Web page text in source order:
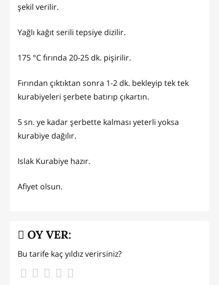
şekil verilir.
Yağlı kağıt serili tepsiye dizilir.
175 °C fırında 20-25 dk. pişirilir.
Fırından çıktıktan sonra 1-2 dk. bekleyip tek tek
kurabiyeleri şerbete batırıp çıkartın.
5 sn. ye kadar şerbette kalması yeterli yoksa
kurabiye dağılır.
Islak Kurabiye hazır.
Afiyet olsun.
OY VER:
Bu tarife kaç yıldız verirsiniz?